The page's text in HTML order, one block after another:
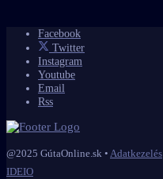
Facebook
Twitter
Instagram
Youtube
Email
Rss
@2025 GútaOnline.sk • Adatkezelés
IDEIO